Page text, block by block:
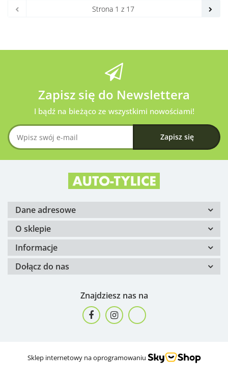
Zapisz się do Newslettera
I bądź na bieżąco ze wszystkimi nowościami!
Dane adresowe
O sklepie
Informacje
Dołącz do nas
Znajdziesz nas na
Sklep internetowy na oprogramowaniu